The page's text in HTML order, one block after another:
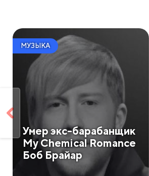
МУЗЫКА
Умер экс-барабанщик
My Chemical Romance
Боб Брайар